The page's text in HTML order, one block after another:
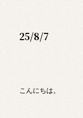
25/8/7
こんにちは。